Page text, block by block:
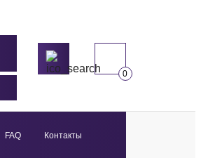
0
FAQ Контакты